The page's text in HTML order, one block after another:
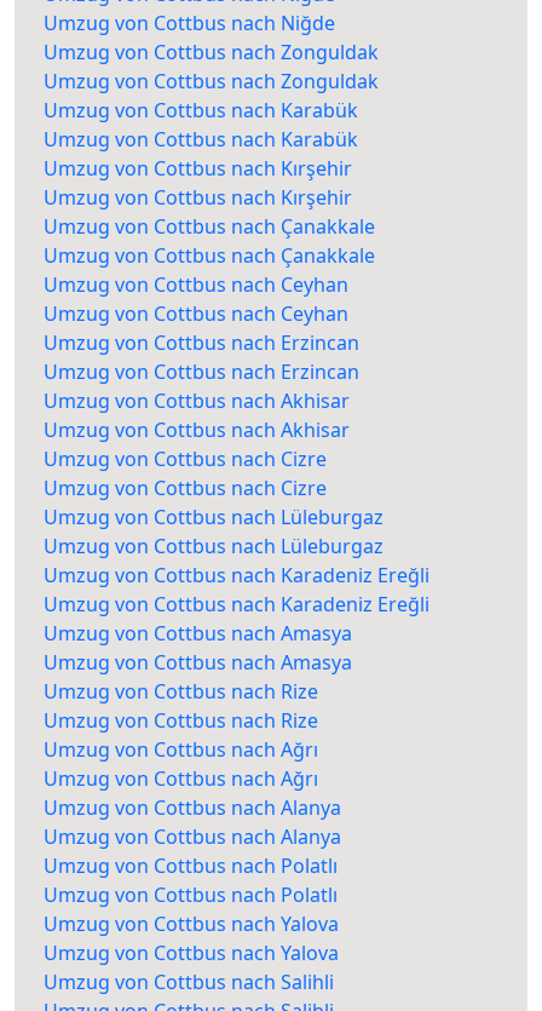
Umzug von Cottbus nach Niğde
Umzug von Cottbus nach Zonguldak
Umzug von Cottbus nach Zonguldak
Umzug von Cottbus nach Karabük
Umzug von Cottbus nach Karabük
Umzug von Cottbus nach Kırşehir
Umzug von Cottbus nach Kırşehir
Umzug von Cottbus nach Çanakkale
Umzug von Cottbus nach Çanakkale
Umzug von Cottbus nach Ceyhan
Umzug von Cottbus nach Ceyhan
Umzug von Cottbus nach Erzincan
Umzug von Cottbus nach Erzincan
Umzug von Cottbus nach Akhisar
Umzug von Cottbus nach Akhisar
Umzug von Cottbus nach Cizre
Umzug von Cottbus nach Cizre
Umzug von Cottbus nach Lüleburgaz
Umzug von Cottbus nach Lüleburgaz
Umzug von Cottbus nach Karadeniz Ereğli
Umzug von Cottbus nach Karadeniz Ereğli
Umzug von Cottbus nach Amasya
Umzug von Cottbus nach Amasya
Umzug von Cottbus nach Rize
Umzug von Cottbus nach Rize
Umzug von Cottbus nach Ağrı
Umzug von Cottbus nach Ağrı
Umzug von Cottbus nach Alanya
Umzug von Cottbus nach Alanya
Umzug von Cottbus nach Polatlı
Umzug von Cottbus nach Polatlı
Umzug von Cottbus nach Yalova
Umzug von Cottbus nach Yalova
Umzug von Cottbus nach Salihli